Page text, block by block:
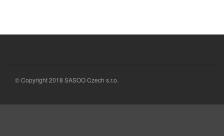
© Copyright 2018 SASOO Czech s.r.o.